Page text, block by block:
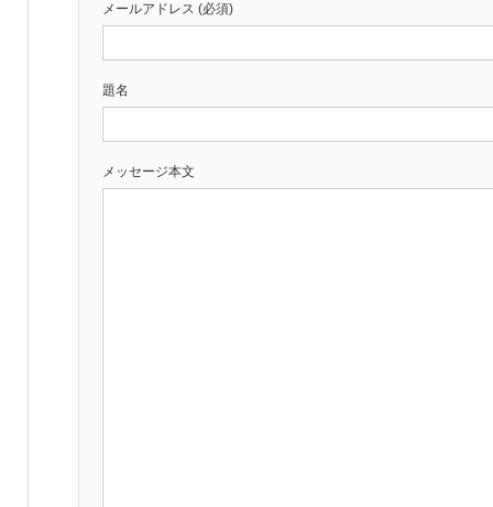
メールアドレス (必須)
題名
メッセージ本文